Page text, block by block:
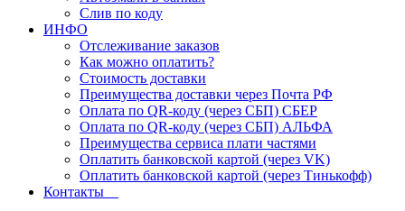
Слив по коду
ИНФО
Отслеживание заказов
Как можно оплатить?
Стоимость доставки
Преимущества доставки через Почта РФ
Оплата по QR-коду (через СБП) СБЕР
Оплата по QR-коду (через СБП) АЛЬФА
Преимущества сервиса плати частями
Оплатить банковской картой (через VK)
Оплатить банковской картой (через Тинькофф)
Контакты